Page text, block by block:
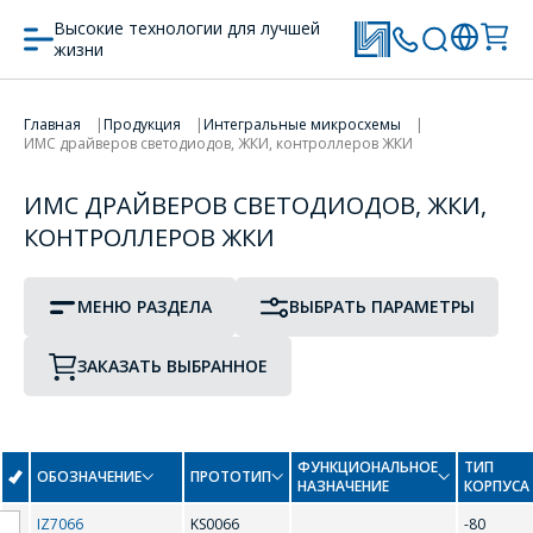
Высокие технологии для лучшей
жизни
Главная Продукция
Интегральные микросхемы
ИМС драйверов светодиодов, ЖКИ, контроллеров ЖКИ
ИМС ДРАЙВЕРОВ СВЕТОДИОДОВ, ЖКИ,
КОНТРОЛЛЕРОВ ЖКИ
МЕНЮ РАЗДЕЛА
Драйверы и контроллеры ЖК-индикаторов
Драйверы плазменных экранов
ВЫБРАТЬ ПАРАМЕТРЫ
ПРОТОТИП ТИП КОРПУСА
AMC7150
B
BCR402U
F
FL602
ЗАКАЗАТЬ ВЫБРАННОЕ
ПРОДОЛЖИТЬ ПОКУПКИ
ОБОЗНАЧЕНИЕ ПРОТОТИП
ФУНКЦИОНАЛЬНОЕ
НАЗНАЧЕНИЕ
ТИП
КОРПУСА
IZ7066
KS0066 -80